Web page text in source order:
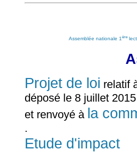
Assemblée nationale 1 ère
Projet de loi relatif
déposé le 8 juillet
et renvoyé à la
.
Etude d'impact